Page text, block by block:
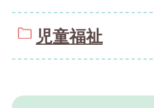
児童福祉